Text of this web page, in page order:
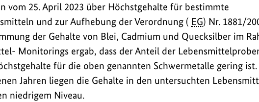
vom 25. April 2023 über Höchstgehalte für bestimmte
und zur Aufhebung der Verordnung ( EG) Nr. 1881/
der Gehalte von Blei, Cadmium und Quecksilber im
Monitorings ergab, dass der Anteil der
für die oben genannten Schwermetalle gering ist.
Jahren liegen die Gehalte in den untersuchten
niedrigem Niveau.